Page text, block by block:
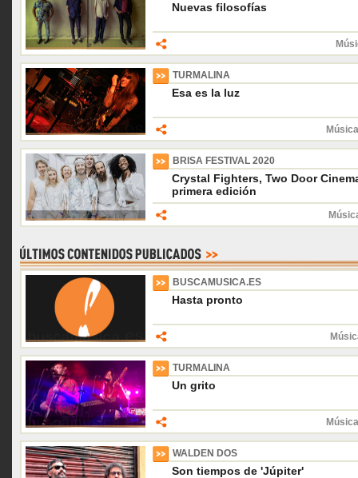
Nuevas filosofías
TURMALINA
Esa es la luz
BRISA FESTIVAL 2020
Crystal Fighters, Two Door
primera edición
BUSCAMUSICA.ES
Hasta pronto
TURMALINA
Un grito
WALDEN DOS
Son tiempos de 'Júpiter'